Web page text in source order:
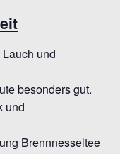
und
besonders gut.
und
Brennnesseltee